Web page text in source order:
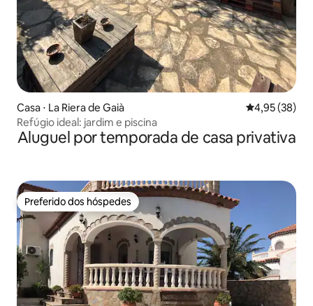
Casa ⋅ La Riera de Gaià 4,95 de uma
4,95 (38)
Refúgio ideal: jardim e piscina
Aluguel por temporada de casa privativa
Preferido dos hóspedes
Preferido dos hóspedes